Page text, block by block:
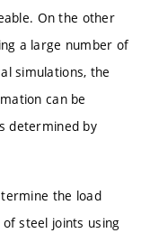
On the other
a large number of
simulations, the
can be
determined by
the load
steel joints using